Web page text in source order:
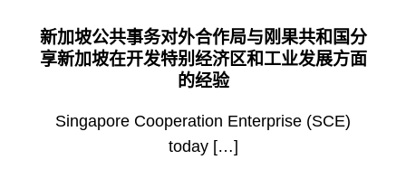
新加坡公共事务对外合作局与刚果共和国分
享新加坡在开发特别经济区和工业发展方面
的经验
Singapore Cooperation Enterprise (SCE)
today […]